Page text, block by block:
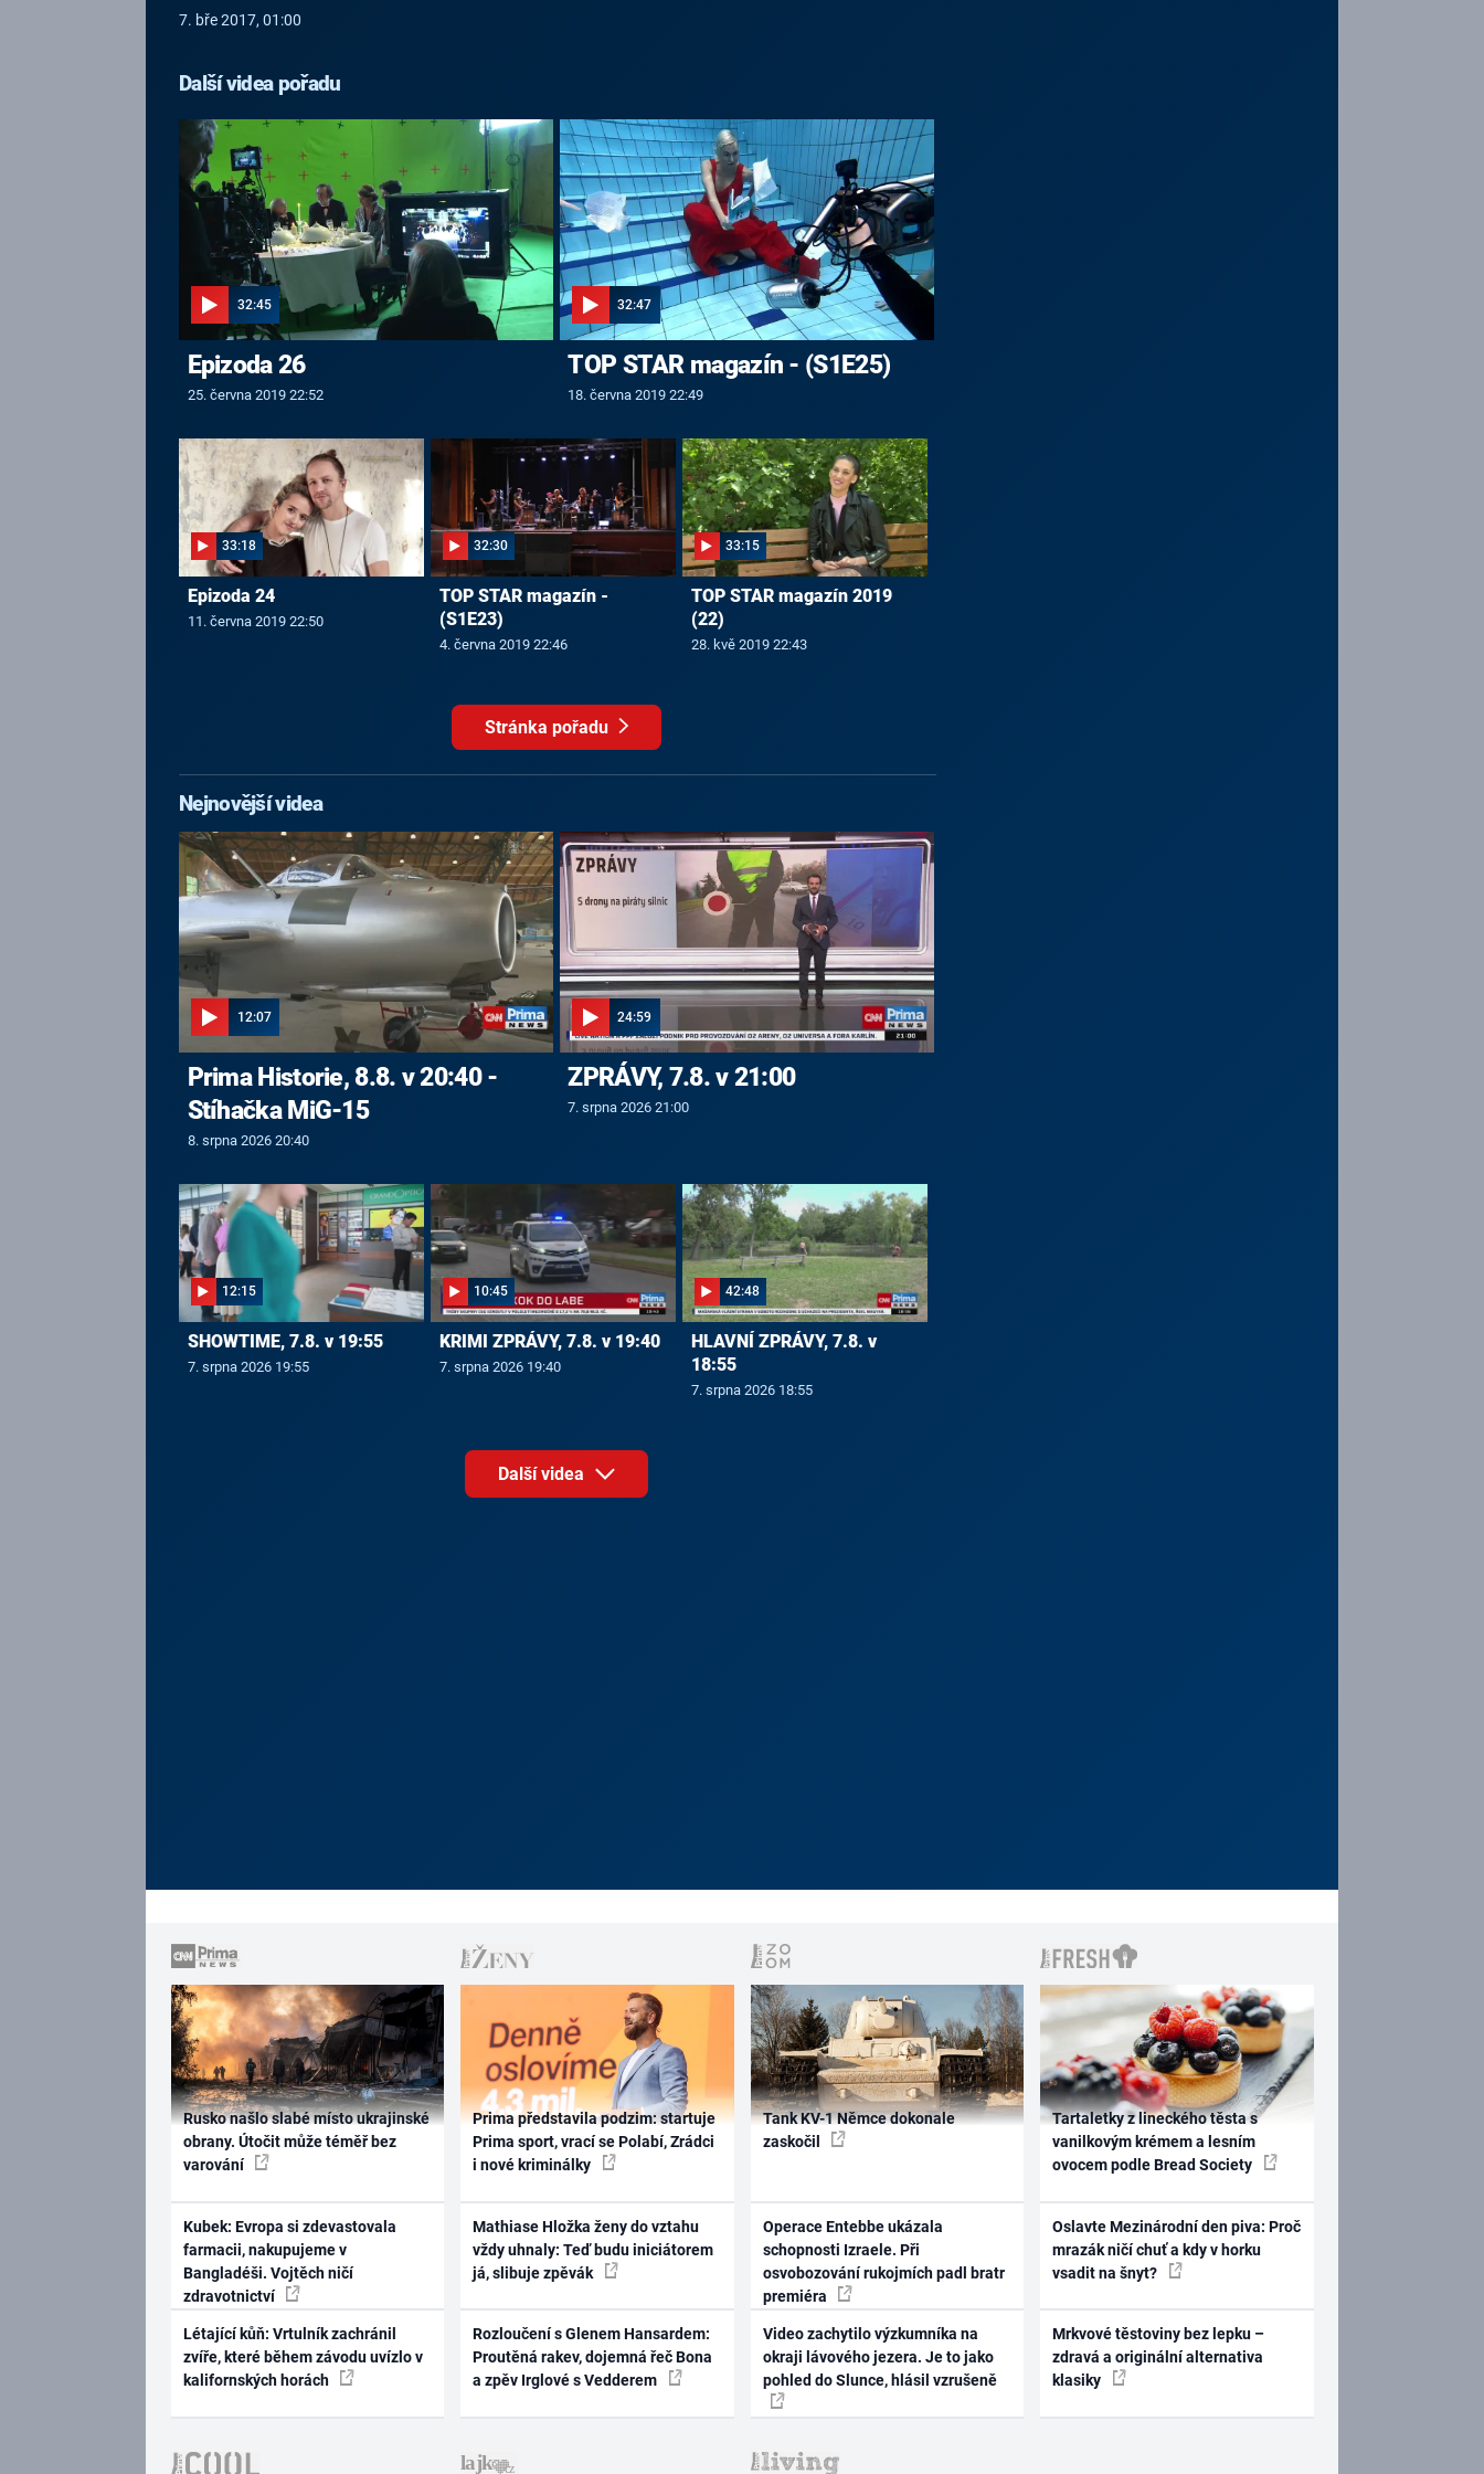
7. bře 2017, 01:00
Další videa pořadu
32:45
Epizoda 26
25. června 2019 22:52
32:47
TOP STAR magazín - (S1E25)
18. června 2019 22:49
33:18
Epizoda 24
11. června 2019 22:50
32:30
TOP STAR magazín -
(S1E23)
4. června 2019 22:46
33:15
TOP STAR magazín 2019
(22)
28. kvě 2019 22:43
Stránka pořadu
Nejnovější videa
12:07
Prima Historie, 8.8. v 20:40 -
Stíhačka MiG-15
8. srpna 2026 20:40
24:59
ZPRÁVY, 7.8. v 21:00
7. srpna 2026 21:00
12:15
SHOWTIME, 7.8. v 19:55
7. srpna 2026 19:55
10:45
KRIMI ZPRÁVY, 7.8. v 19:40
7. srpna 2026 19:40
42:48
HLAVNÍ ZPRÁVY, 7.8. v
18:55
7. srpna 2026 18:55
Další videa
Rusko našlo slabé místo ukrajinské
obrany. Útočit může téměř bez
varování
Kubek: Evropa si zdevastovala
farmacii, nakupujeme v
Bangladéši. Vojtěch ničí
zdravotnictví
Létající kůň: Vrtulník zachránil
zvíře, které během závodu uvízlo v
kalifornských horách
Prima představila podzim: startuje
Prima sport, vrací se Polabí, Zrádci
i nové kriminálky
Mathiase Hložka ženy do vztahu
vždy uhnaly: Teď budu iniciátorem
já, slibuje zpěvák
Rozloučení s Glenem Hansardem:
Proutěná rakev, dojemná řeč Bona
a zpěv Irglové s Vedderem
Tank KV-1 Němce dokonale
zaskočil
Operace Entebbe ukázala
schopnosti Izraele. Při
osvobozování rukojmích padl bratr
premiéra
Video zachytilo výzkumníka na
okraji lávového jezera. Je to jako
pohled do Slunce, hlásil vzrušeně
Tartaletky z lineckého těsta s
vanilkovým krémem a lesním
ovocem podle Bread Society
Oslavte Mezinárodní den piva: Proč
mrazák ničí chuť a kdy v horku
vsadit na šnyt?
Mrkvové těstoviny bez lepku –
zdravá a originální alternativa
klasiky